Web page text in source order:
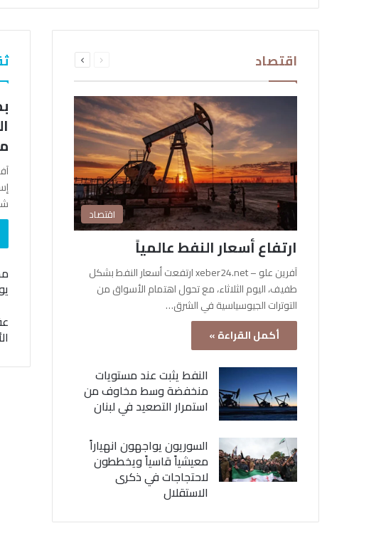
اقتصاد الصفحةالصفحة
اقتصاد
ارتفاع أسعار النفط عالمياً
آفرين علو – xeber24.net ارتفعت أسعار النفط بشكل
طفيف، اليوم الثلاثاء، مع تحول اهتمام الأسواق من
التوترات الجيوسياسية في الشرق…
أكمل القراءة »
النفط يثبت عند مستويات
منخفضة وسط مخاوف من
استمرار التصعيد في لبنان
السوريون يواجهون انهياراً
معيشياً قاسياً ويخططون
لاحتجاجات في ذكرى
الاستقلال